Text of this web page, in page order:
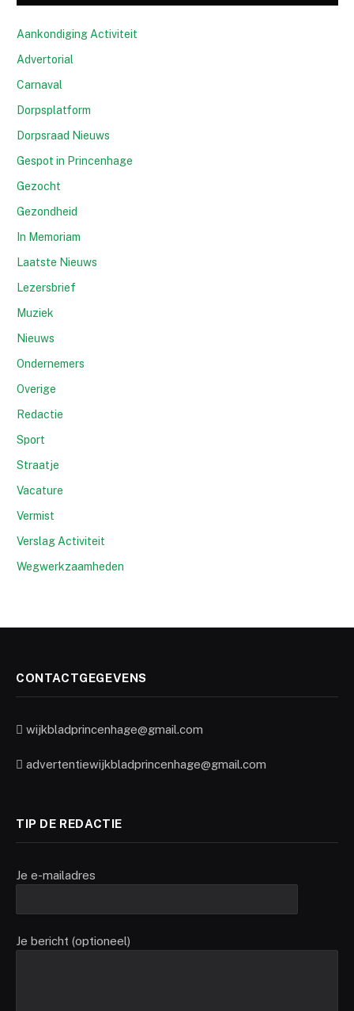
Aankondiging Activiteit
Advertorial
Carnaval
Dorpsplatform
Dorpsraad Nieuws
Gespot in Princenhage
Gezocht
Gezondheid
In Memoriam
Laatste Nieuws
Lezersbrief
Muziek
Nieuws
Ondernemers
Overige
Redactie
Sport
Straatje
Vacature
Vermist
Verslag Activiteit
Wegwerkzaamheden
CONTACTGEGEVENS
wijkbladprincenhage@gmail.com
advertentiewijkbladprincenhage@gmail.com
TIP DE REDACTIE
Je e-mailadres
Je bericht (optioneel)